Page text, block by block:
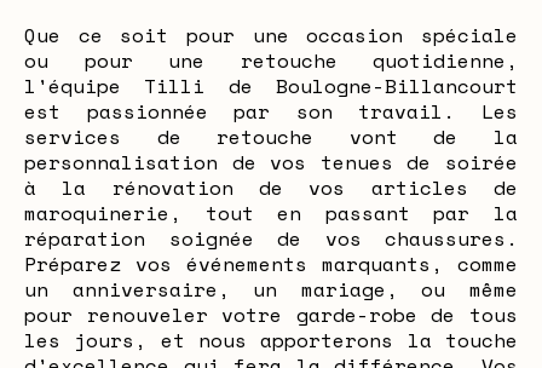
Que ce soit pour une occasion spéciale
ou pour une retouche quotidienne,
l'équipe Tilli de Boulogne-Billancourt
est passionnée par son travail. Les
services de retouche vont de la
personnalisation de vos tenues de soirée
à la rénovation de vos articles de
maroquinerie, tout en passant par la
réparation soignée de vos chaussures.
Préparez vos événements marquants, comme
un anniversaire, un mariage, ou même
pour renouveler votre garde-robe de tous
les jours, et nous apporterons la touche